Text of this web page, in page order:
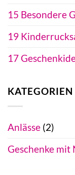
15 Besondere
19
17
KATEGORIEN
Anlässe (2)
Geschenke mit